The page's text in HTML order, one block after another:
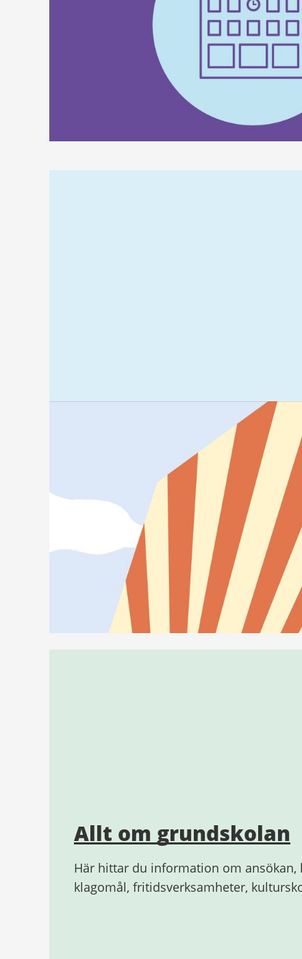
Allt om grundskolan
Här hittar du information om ansökan,
klagomål, fritidsverksamheter,